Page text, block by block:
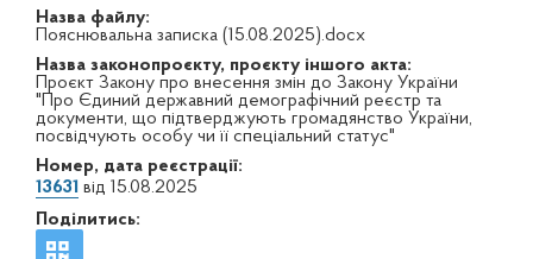
Назва файлу:
Пояснювальна записка (15.08.2025).docx
Назва законопроєкту, проєкту іншого акта:
Проєкт Закону про внесення змін до Закону України
"Про Єдиний державний демографічний реєстр та
документи, що підтверджують громадянство України,
посвідчують особу чи її спеціальний статус"
Номер, дата реєстрації:
13631 від 15.08.2025
Поділитись: